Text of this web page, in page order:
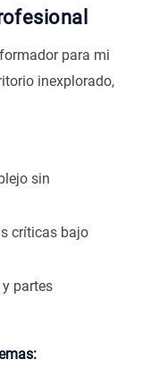
para mi
inexplorado,
sin
críticas bajo
partes